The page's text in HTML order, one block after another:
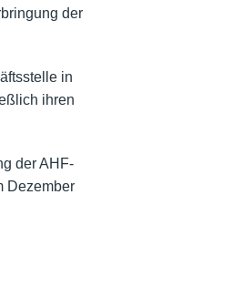
der
in
ihren
der AHF-
Dezember